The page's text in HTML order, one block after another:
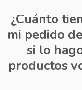
¿Cuánto
mi pedido
si lo
productos